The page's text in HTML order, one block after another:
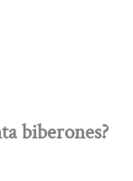
biberones?